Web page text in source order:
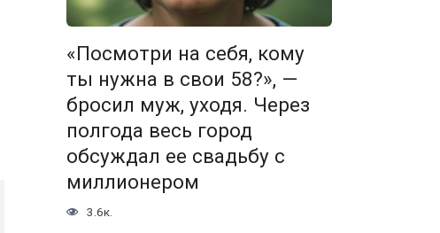
«Посмотри на себя, кому
ты нужна в свои 58?», —
бросил муж, уходя. Через
полгода весь город
обсуждал ее свадьбу с
миллионером
3.6к.